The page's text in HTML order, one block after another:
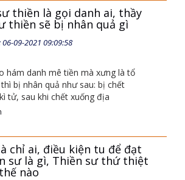
thiền là gọi danh ai, thầy
thiền sẽ bị nhân quả gì
09-2021 09:09:58
hám danh mê tiền mà xưng là tổ
bị nhân quả như sau: bị chết
tử, sau khi chết xuống địa
chỉ ai, điều kiện tu để đạt
sư là gì, Thiền sư thứ thiệt
nào